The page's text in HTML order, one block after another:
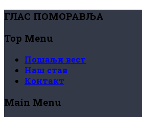
ГЛАС ПОМОРАВЉА
Top Menu
Пошаљи вест
Наш став
Контакт
Main Menu